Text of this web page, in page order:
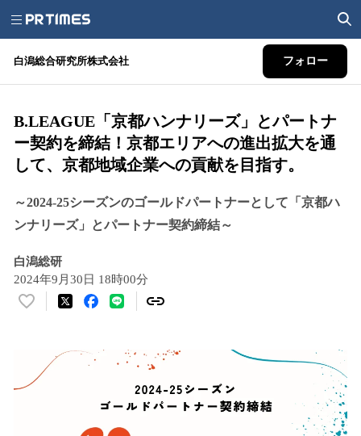
白潟総合研究所株式会社 フォロー
B.LEAGUE「京都ハンナリーズ」とパートナ
ー契約を締結！京都エリアへの進出拡大を通
して、京都地域企業への貢献を目指す。
～2024-25シーズンのゴールドパートナーとして「京都ハ
ンナリーズ」とパートナー契約締結～
白潟総研
2024年9月30日 18時00分
い
数